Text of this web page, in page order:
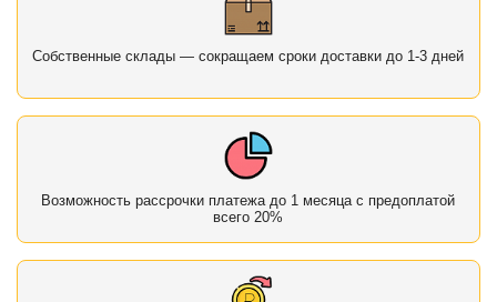
Собственные склады — сокращаем сроки доставки до 1-3 дней
Возможность рассрочки платежа до 1 месяца с предоплатой
всего 20%